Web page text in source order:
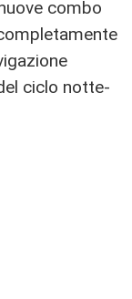
combo
ciclo notte-